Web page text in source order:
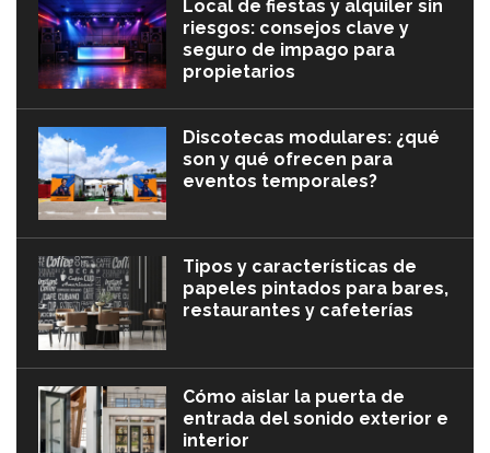
Local de fiestas y alquiler sin
riesgos: consejos clave y
seguro de impago para
propietarios
Discotecas modulares: ¿qué
son y qué ofrecen para
eventos temporales?
Tipos y características de
papeles pintados para bares,
restaurantes y cafeterías
Cómo aislar la puerta de
entrada del sonido exterior e
interior